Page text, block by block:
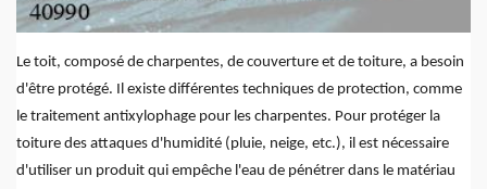
Le toit, composé de charpentes, de couverture et de toiture, a besoin
d'être protégé. Il existe différentes techniques de protection, comme
le traitement antixylophage pour les charpentes. Pour protéger la
toiture des attaques d'humidité (pluie, neige, etc.), il est nécessaire
d'utiliser un produit qui empêche l'eau de pénétrer dans le matériau